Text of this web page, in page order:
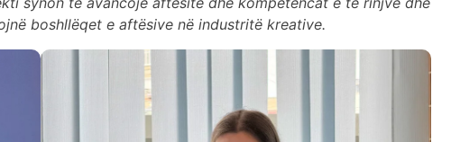
boshllëqet e aftësive në industritë kreative.